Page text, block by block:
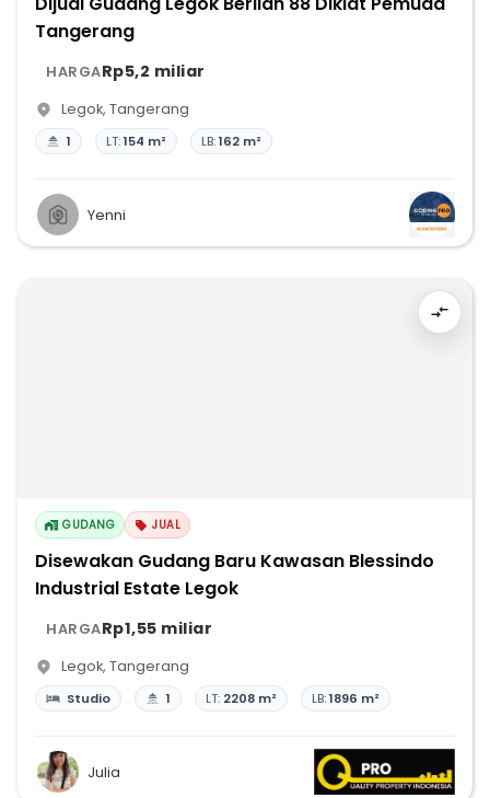
Tangerang
HARGARp5,2 miliar
Legok, Tangerang
1 LT:154 m² LB:162 m²
Yenni
GUDANG JUAL
Disewakan Gudang Baru Kawasan Blessindo
Industrial Estate Legok
HARGARp1,55 miliar
Legok, Tangerang
Studio 1 LT: 2208 m² LB:1896 m²
Julia